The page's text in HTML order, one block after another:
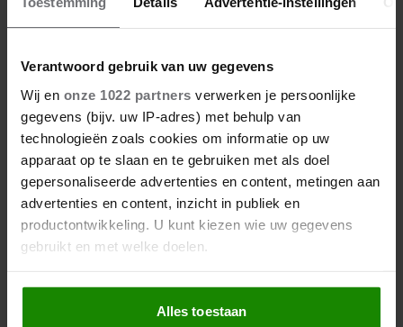
Verantwoord gebruik van uw gegevens
Wij en onze 1022 partners verwerken je persoonlijke
gegevens (bijv. uw IP-adres) met behulp van
technologieën zoals cookies om informatie op uw
apparaat op te slaan en te gebruiken met als doel
gepersonaliseerde advertenties en content, metingen aan
advertenties en content, inzicht in publiek en
productontwikkeling. U kunt kiezen wie uw gegevens
gebruikt en met welke doelen.
Als u het toestaat, willen we ook graag:
Informatie verzamelen over uw geografische
Alles toestaan
BERGEN VOOR
KANKERONDERZOEK